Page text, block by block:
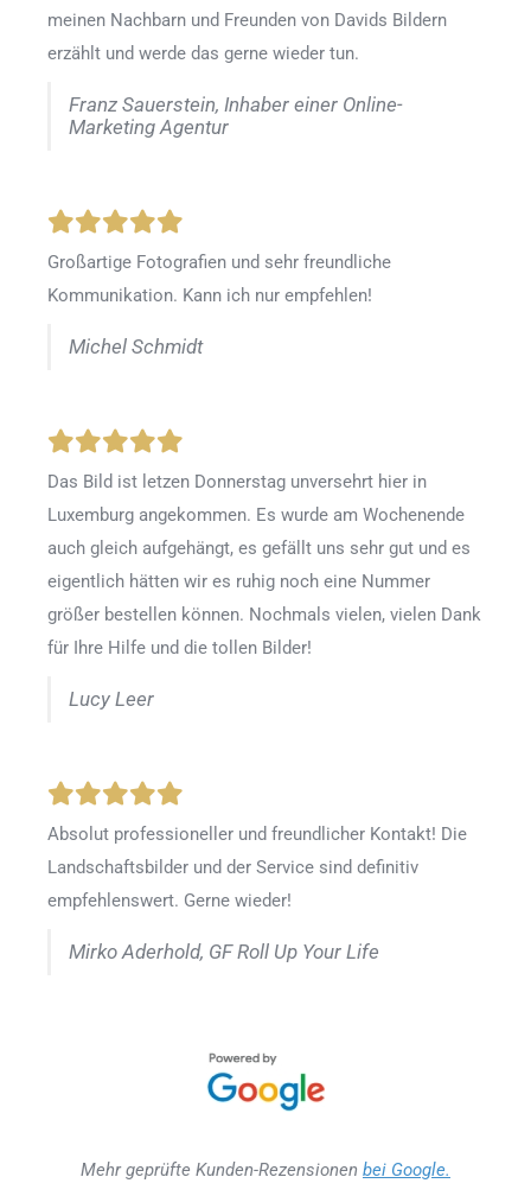
meinen Nachbarn und Freunden von Davids Bildern
erzählt und werde das gerne wieder tun.
Franz Sauerstein, Inhaber einer Online-
Marketing Agentur
Großartige Fotografien und sehr freundliche
Kommunikation. Kann ich nur empfehlen!
Michel Schmidt
Das Bild ist letzen Donnerstag unversehrt hier in
Luxemburg angekommen. Es wurde am Wochenende
auch gleich aufgehängt, es gefällt uns sehr gut und es
eigentlich hätten wir es ruhig noch eine Nummer
größer bestellen können. Nochmals vielen, vielen Dank
für Ihre Hilfe und die tollen Bilder!
Lucy Leer
Absolut professioneller und freundlicher Kontakt! Die
Landschaftsbilder und der Service sind definitiv
empfehlenswert. Gerne wieder!
Mirko Aderhold, GF Roll Up Your Life
Mehr geprüfte Kunden-Rezensionen bei Google.